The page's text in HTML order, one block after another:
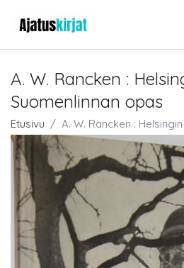
A. W. Rancken :
Suomenlinnan opas
Etusivu A. W. Rancken :